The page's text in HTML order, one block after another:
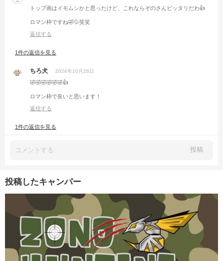
トップ画はイモムシかと思ったけど、これならぞのさんピッタリだわ👍
ロマン枠ですね🤣💦笑笑
返信する
1件の返信を見る
ちろ犬 2024年10月28日
🤣🤣🤣🤣🤣🤣👍
ロマン枠で良いと思います！
返信する
1件の返信を見る
投稿
投稿したキャンパー